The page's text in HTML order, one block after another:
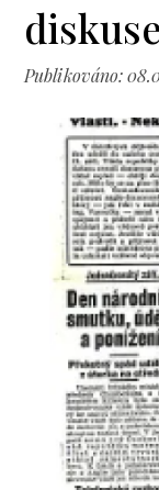
Publikováno: